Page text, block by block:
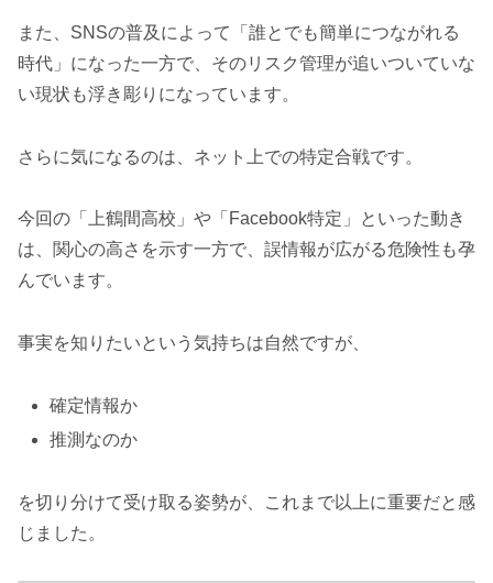
また、SNSの普及によって「誰とでも簡単につながれる
時代」になった一方で、そのリスク管理が追いついていな
い現状も浮き彫りになっています。
さらに気になるのは、ネット上での特定合戦です。
今回の「上鶴間高校」や「Facebook特定」といった動き
は、関心の高さを示す一方で、誤情報が広がる危険性も孕
んでいます。
事実を知りたいという気持ちは自然ですが、
確定情報か
推測なのか
を切り分けて受け取る姿勢が、これまで以上に重要だと感
じました。